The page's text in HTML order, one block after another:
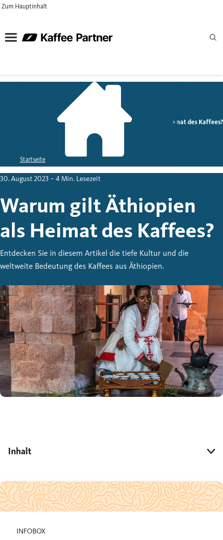
Zum Hauptinhalt
Startseite
Kaffeewissen Warum gilt Äthiopien als Heimat des Kaffees?
30. August 2023 – 4 Min. Lesezeit
Warum gilt Äthiopien
als Heimat des Kaffees?
Entdecken Sie in diesem Artikel die tiefe Kultur und die
weltweite Bedeutung des Kaffees aus Äthiopien.
Inhalt
INFOBOX